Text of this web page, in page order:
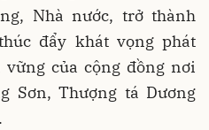
Nhà nước, trở thành
đẩy khát vọng phát
của cộng đồng nơi
Sơn, Thượng tá Dương